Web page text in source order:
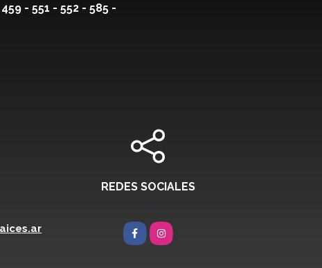
- 551 - 552 - 585 -
REDES SOCIALES
FacebookInstagram